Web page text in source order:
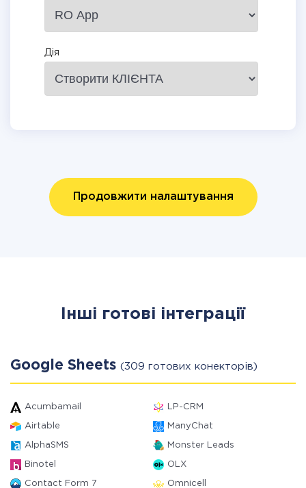
Дія
Продовжити налаштування
Інші готові інтеграції
Google Sheets (309 готових конекторів)
Acumbamail LP-CRM
Airtable ManyChat
AlphaSMS Monster Leads
Binotel OLX
Contact Form 7 Omnicell